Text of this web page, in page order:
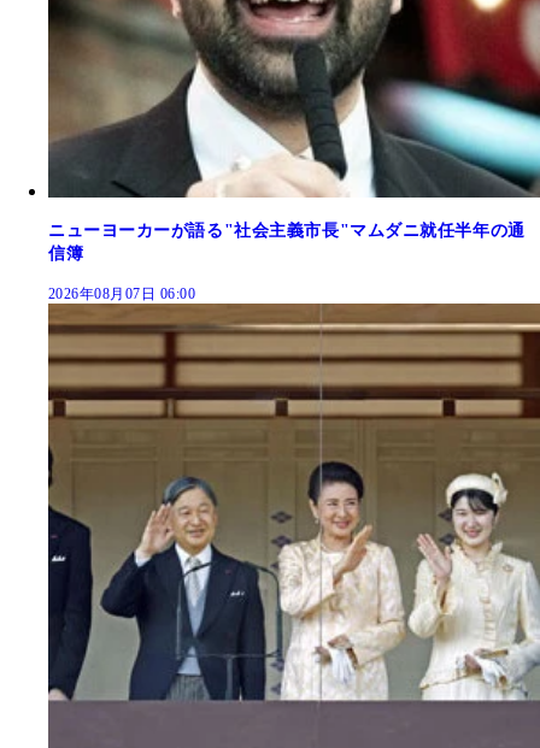
ニューヨーカーが語る"社会主義市長"マムダニ就任半年の通
信簿
2026年08月07日 06:00